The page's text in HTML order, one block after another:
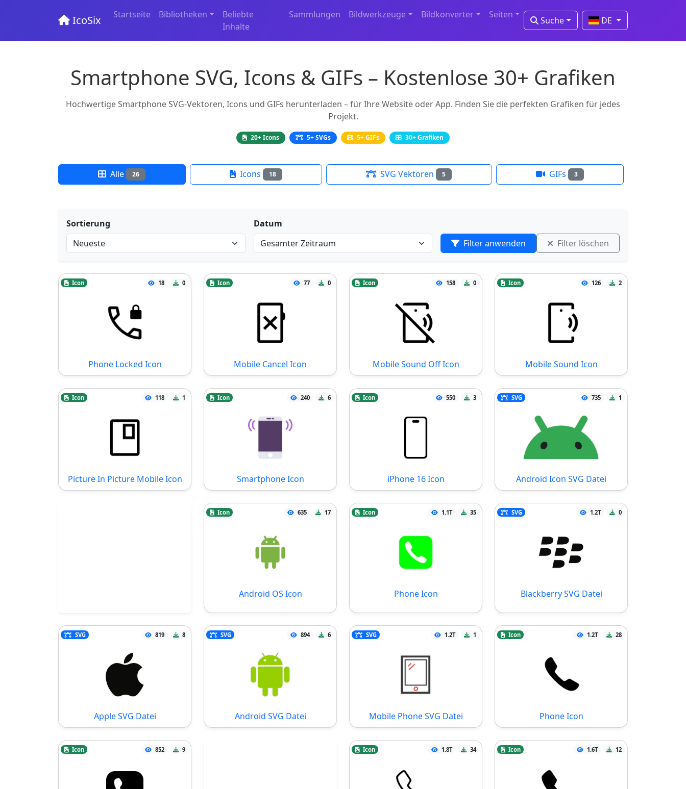
IcoSix Startseite Bibliotheken
Beliebte
Inhalte
Sammlungen Bildwerkzeuge Bildkonverter Seiten
Suche DE
Smartphone SVG, Icons & GIFs – Kostenlose 30+ Grafiken
Hochwertige Smartphone SVG-Vektoren, Icons und GIFs herunterladen – für Ihre Website oder App. Finden Sie die perfekten Grafiken für jedes
Projekt.
20+ Icons 5+ SVGs 5+ GIFs 30+ Grafiken
Alle 26 Icons 18 SVG Vektoren 5 GIFs 3
Sortierung
Datum
Filter anwenden
Filter löschen
Icon 18 0
Phone Locked Icon
Icon 77 0
Mobile Cancel Icon
Icon 158 0
Mobile Sound Off Icon
Icon 126 2
Mobile Sound Icon
Icon 118 1
Picture In Picture Mobile Icon
Icon 240 6
Smartphone Icon
Icon 550 3
iPhone 16 Icon
SVG 735 1
Android Icon SVG Datei
Icon 635 17
Android OS Icon
Icon 1.1T 35
Phone Icon
SVG 1.2T 0
Blackberry SVG Datei
SVG 819 8
Apple SVG Datei
SVG 894 6
Android SVG Datei
SVG 1.2T 1
Mobile Phone SVG Datei
Icon 1.2T 28
Phone Icon
Icon 852 9 Icon 1.8T 34 Icon 1.6T 12